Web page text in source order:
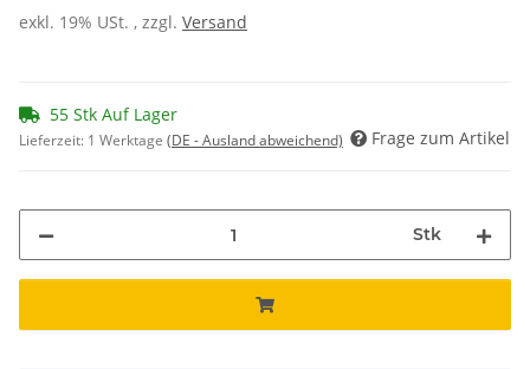
exkl. 19% USt. , zzgl. Versand
55 Stk Auf Lager
Lieferzeit: 1 Werktage (DE - Ausland abweichend) Frage zum Artikel
Stk